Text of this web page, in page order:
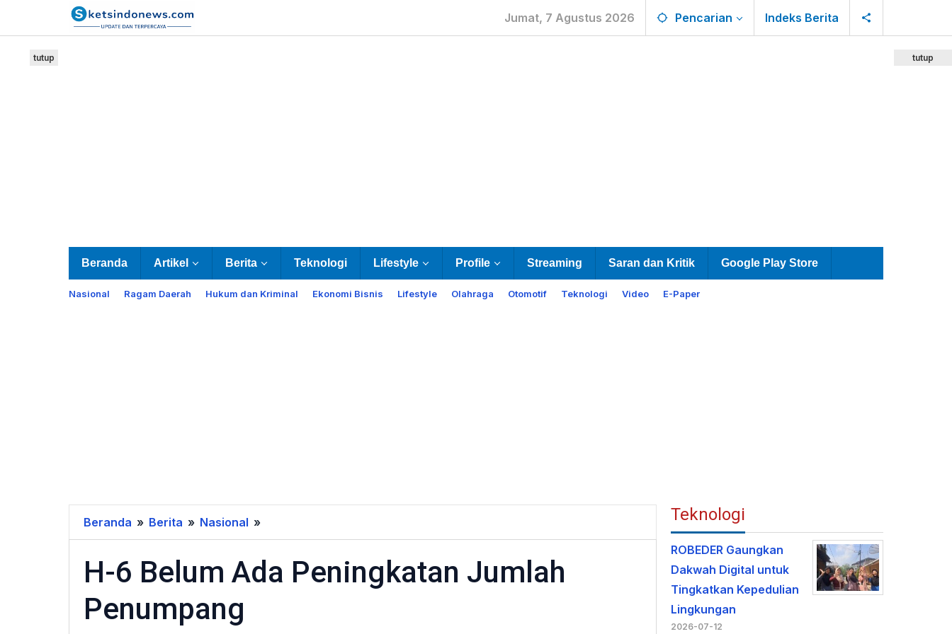
Jumat, 7 Agustus 2026 Pencarian Indeks Berita
Beranda Artikel Berita Teknologi Lifestyle Profile Streaming Saran dan Kritik Google Play Store
Nasional Ragam Daerah Hukum dan Kriminal Ekonomi Bisnis Lifestyle Olahraga Otomotif Teknologi Video E-Paper
tutup tutup
Beranda » Berita » Nasional »
6
Belum
Ada
H-6 Belum Ada Peningkatan Jumlah
Penumpang
Teknologi
ROBEDER Gaungkan
Dakwah Digital untuk
Tingkatkan Kepedulian
Lingkungan
2026-07-12